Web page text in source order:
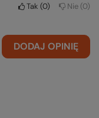
Tak 0 Nie 0
DODAJ OPINIĘ